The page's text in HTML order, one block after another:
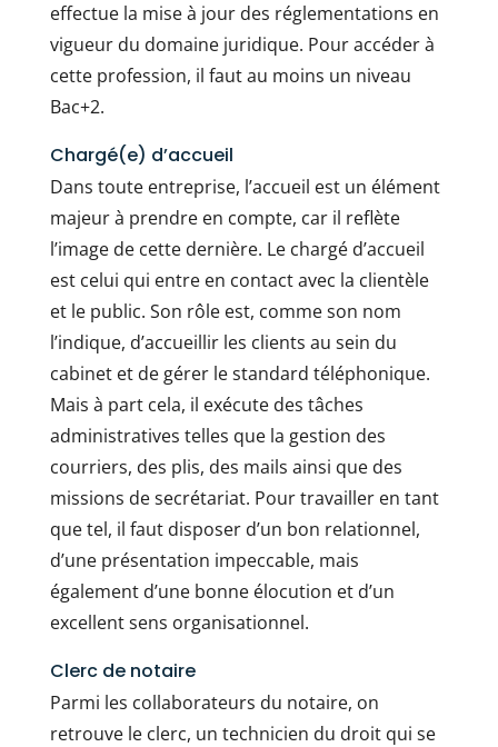
effectue la mise à jour des réglementations en
vigueur du domaine juridique. Pour accéder à
cette profession, il faut au moins un niveau
Bac+2.
Chargé(e) d’accueil
Dans toute entreprise, l’accueil est un élément
majeur à prendre en compte, car il reflète
l’image de cette dernière. Le chargé d’accueil
est celui qui entre en contact avec la clientèle
et le public. Son rôle est, comme son nom
l’indique, d’accueillir les clients au sein du
cabinet et de gérer le standard téléphonique.
Mais à part cela, il exécute des tâches
administratives telles que la gestion des
courriers, des plis, des mails ainsi que des
missions de secrétariat. Pour travailler en tant
que tel, il faut disposer d’un bon relationnel,
d’une présentation impeccable, mais
également d’une bonne élocution et d’un
excellent sens organisationnel.
Clerc de notaire
Parmi les collaborateurs du notaire, on
retrouve le clerc, un technicien du droit qui se